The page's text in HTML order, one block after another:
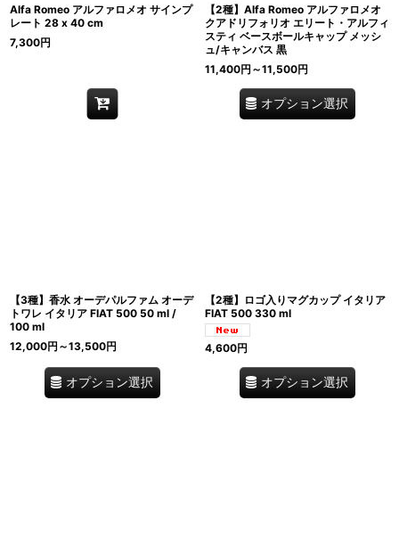
Alfa Romeo アルファロメオ サインプ
レート 28 x 40 cm
7,300円
【2種】Alfa Romeo アルファロメオ
クアドリフォリオ エリート・アルフィ
スティ ベースボールキャップ メッシ
ュ/キャンバス 黒
11,400円 ～11,500円
オプション選択
【3種】香水 オーデパルファム オーデ
トワレ イタリア FIAT 500 50 ml /
100 ml
12,000円 ～13,500円
オプション選択
【2種】ロゴ入りマグカップ イタリア
FIAT 500 330 ml
4,600円
オプション選択